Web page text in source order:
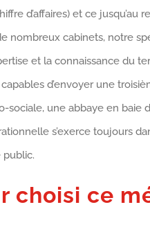
d’affaires) et ce
nombreux cabinets, notre
et la connaissance du
d’envoyer une
une abbaye en baie
s’exerce toujours
public.
choisi ce